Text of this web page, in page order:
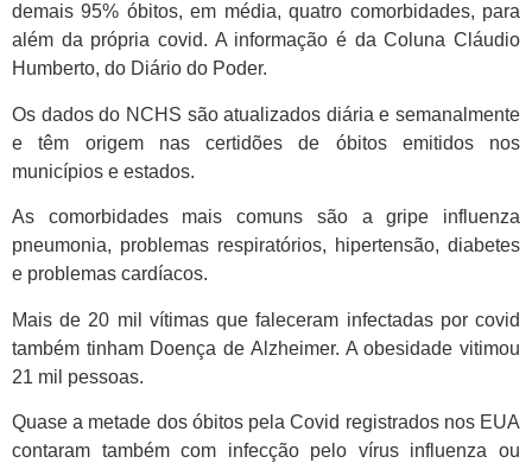
demais 95% óbitos, em média, quatro comorbidades, para
além da própria covid. A informação é da Coluna Cláudio
Humberto, do Diário do Poder.
Os dados do NCHS são atualizados diária e semanalmente
e têm origem nas certidões de óbitos emitidos nos
municípios e estados.
As comorbidades mais comuns são a gripe influenza
pneumonia, problemas respiratórios, hipertensão, diabetes
e problemas cardíacos.
Mais de 20 mil vítimas que faleceram infectadas por covid
também tinham Doença de Alzheimer. A obesidade vitimou
21 mil pessoas.
Quase a metade dos óbitos pela Covid registrados nos EUA
contaram também com infecção pelo vírus influenza ou